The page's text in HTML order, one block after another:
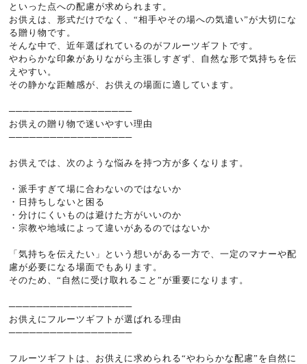
といった点への配慮が求められます。
お供えは、形式だけでなく、“相手やその場への気遣い”が大切にな
る贈り物です。
そんな中で、近年選ばれているのがフルーツギフトです。
やわらかな印象がありながら主張しすぎず、自然な形で気持ちを伝
えやすい。
その静かな距離感が、お供えの場面に適しています。
──────────────────
お供えの贈り物で迷いやすい理由
──────────────────
お供えでは、次のような悩みを持つ方が多くなります。
・派手すぎて場に合わないのではないか
・日持ちしないと困る
・分けにくいものは避けた方がいいのか
・宗教や地域によって違いがあるのではないか
「気持ちを伝えたい」という想いがある一方で、一定のマナーや配
慮が必要になる場面でもあります。
そのため、“自然に受け取れること”が重要になります。
──────────────────
お供えにフルーツギフトが選ばれる理由
──────────────────
フルーツギフトは、お供えに求められる“やわらかな配慮”を自然に